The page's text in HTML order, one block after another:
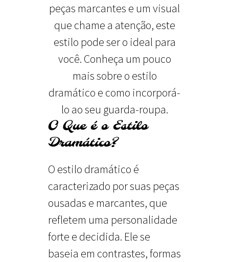
peças marcantes e um visual
que chame a atenção, este
estilo pode ser o ideal para
você. Conheça um pouco
mais sobre o estilo
dramático e como incorporá-
lo ao seu guarda-roupa.
O Que é o Estilo
Dramático?
O estilo dramático é
caracterizado por suas peças
ousadas e marcantes, que
refletem uma personalidade
forte e decidida. Ele se
baseia em contrastes, formas